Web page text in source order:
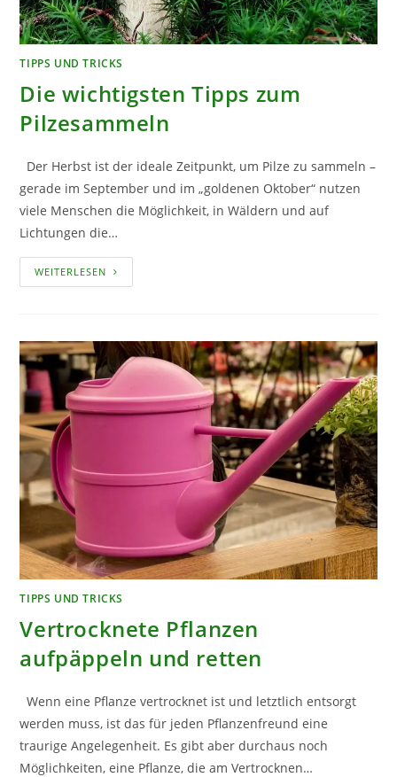
TIPPS UND TRICKS
Die wichtigsten Tipps zum
Pilzesammeln
Der Herbst ist der ideale Zeitpunkt, um Pilze zu sammeln –
gerade im September und im „goldenen Oktober“ nutzen
viele Menschen die Möglichkeit, in Wäldern und auf
Lichtungen die…
WEITERLESEN DIE
WICHTIGSTEN
TIPPS UND TRICKS
Vertrocknete Pflanzen
aufpäppeln und retten
Wenn eine Pflanze vertrocknet ist und letztlich entsorgt
werden muss, ist das für jeden Pflanzenfreund eine
traurige Angelegenheit. Es gibt aber durchaus noch
Möglichkeiten, eine Pflanze, die am Vertrocknen…